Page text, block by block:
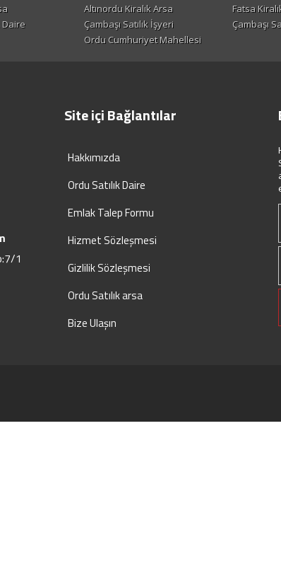
Altınordu Kiralık Arsa Fatsa
Daire
Çambaşı Satılık İşyeri Çambaşı
Ordu Cumhuriyet Mahellesi
1
Site içi Bağlantılar
Hakkımızda
Ordu Satılık Daire
Emlak Talep Formu
Hizmet Sözleşmesi
Gizlilik Sözleşmesi
Ordu Satılık arsa
Bize Ulaşın